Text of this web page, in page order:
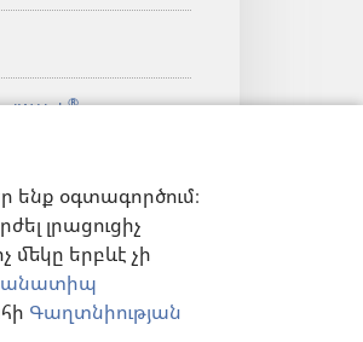
ենք օգտագործում։
լրացուցիչ
մեկը երբևէ չի
Գաղտնիության
JW Hub®